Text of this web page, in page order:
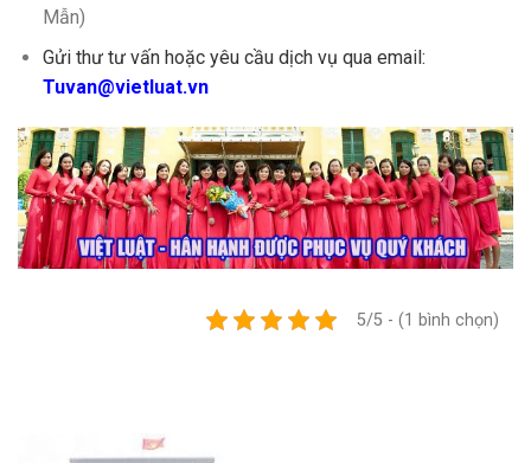
Mẫn)
Gửi thư tư vấn hoặc yêu cầu dịch vụ qua email:
Tuvan@vietluat.vn
5/5 - (1 bình chọn)